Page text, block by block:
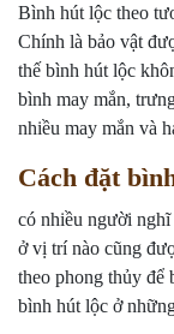
Bình hút lộc theo
Chính là bảo vật
thế bình hút lộc
bình may mắn,
nhiều may mắn và
Cách đặt
có nhiều người
ở vị trí nào cũng
theo phong thủy để
bình hút lộc ở